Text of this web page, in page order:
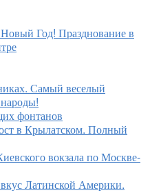
Год! Празднование в
Самый веселый
фонтанов
в Крылатском. Полный
вокзала по Москве-
Латинской Америки.